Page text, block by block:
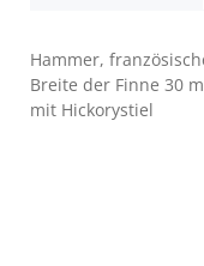
Hammer,
Breite der Finne 30
mit Hickorystiel